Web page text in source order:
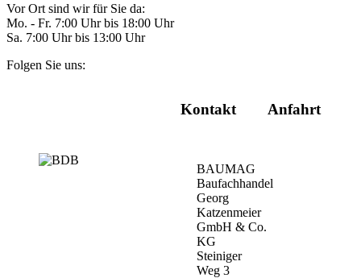
Vor Ort sind wir für Sie da:
Mo. - Fr. 7:00 Uhr bis 18:00 Uhr
Sa. 7:00 Uhr bis 13:00 Uhr
Folgen Sie uns:
Kontakt
BAUMAG
Baufachhandel
Georg
Katzenmeier
GmbH & Co.
KG
Steiniger
Weg 3
Anfahrt